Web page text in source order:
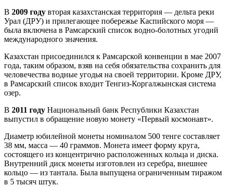
В 2009 году вторая казахстанская территория — дельта реки
Урал (ДРУ) и прилегающее побережье Каспийского моря —
была включена в Рамсарский список водно-болотных угодий
международного значения.
Казахстан присоединился к Рамсарской конвенции в мае 2007
года, таким образом, взяв на себя обязательства сохранить для
человечества водные угодья на своей территории. Кроме ДРУ,
в Рамсарский список входит Тенгиз-Коргалжынская система
озер.
В 2011 году Национальный банк Республики Казахстан
выпустил в обращение новую монету «Первый космонавт».
Диаметр юбилейной монеты номиналом 500 тенге составляет
38 мм, масса — 40 граммов. Монета имеет форму круга,
состоящего из концентрично расположенных кольца и диска.
Внутренний диск монеты изготовлен из серебра, внешнее
кольцо — из тантала. Была выпущена ограниченным тиражом
в 5 тысяч штук.